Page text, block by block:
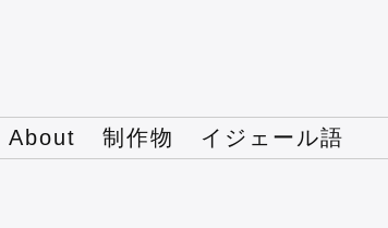
About 制作物 イジェール語